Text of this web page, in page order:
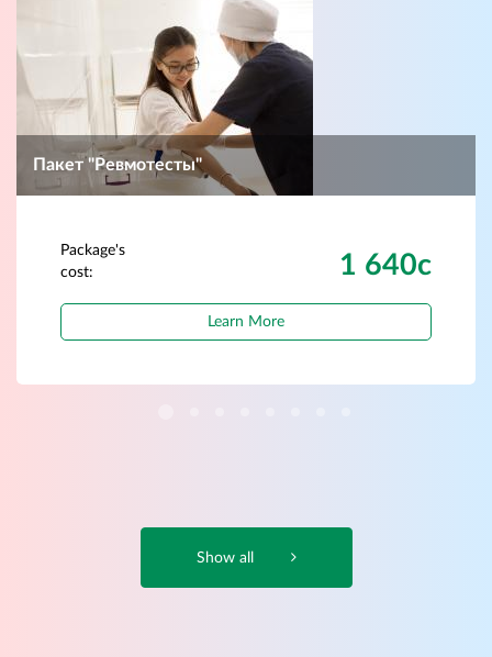
Пакет "Ревмотесты"
Package's
cost:
1 640с
Learn More
Show all